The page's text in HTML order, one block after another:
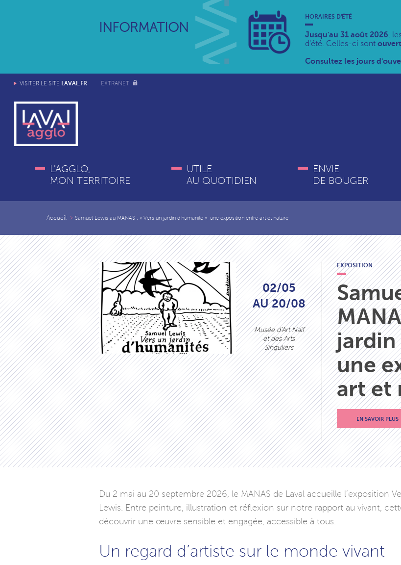
INFORMATION
HORAIRES D'ÉTÉ
Jusqu'au 31 août 2026,
d'été. Celles-ci sont
Consultez les jours
VISITER LE SITE LAVAL.FR EXTRANET
L'AGGLO,
MON TERRITOIRE
UTILE
AU QUOTIDIEN
ENVIE
DE BOUGER
Accueil Samuel Lewis au MANAS : « Vers un jardin d’humanité », une exposition entre art et nature
02/05
AU 20/08
Musée d'Art Naïf
et des Arts
Singuliers
EXPOSITION
jardin
une
art et
EN SAVOIR PLUS
Du 2 mai au 20 septembre 2026, le MANAS de Laval accueille l’exposition
Lewis. Entre peinture, illustration et réflexion sur notre rapport au vivant,
découvrir une œuvre sensible et engagée, accessible à tous.
Un regard d’artiste sur le monde vivant